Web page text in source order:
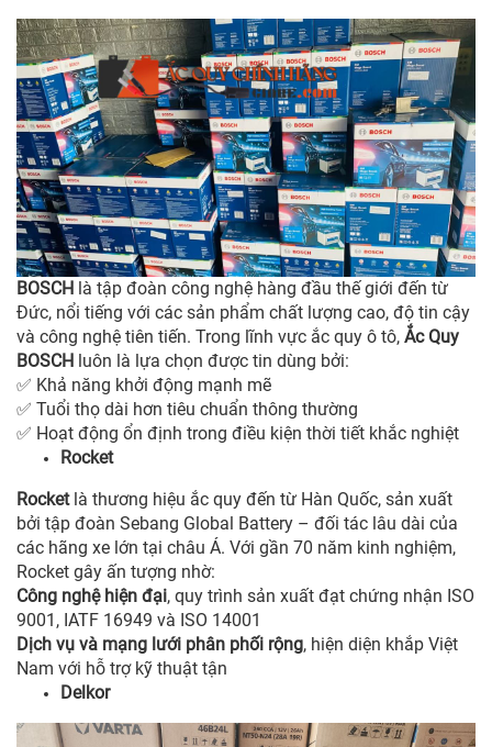
BOSCH là tập đoàn công nghệ hàng đầu thế giới đến từ
Đức, nổi tiếng với các sản phẩm chất lượng cao, độ tin cậy
và công nghệ tiên tiến. Trong lĩnh vực ắc quy ô tô, Ắc Quy
BOSCH luôn là lựa chọn được tin dùng bởi:
✅ Khả năng khởi động mạnh mẽ
✅ Tuổi thọ dài hơn tiêu chuẩn thông thường
✅ Hoạt động ổn định trong điều kiện thời tiết khắc nghiệt
Rocket
Rocketlà thương hiệu ắc quy đến từ Hàn Quốc, sản xuất
bởi tập đoàn Sebang Global Battery – đối tác lâu dài của
các hãng xe lớn tại châu Á. Với gần 70 năm kinh nghiệm,
Rocket gây ấn tượng nhờ:
Công nghệ hiện đại, quy trình sản xuất đạt chứng nhận ISO
9001, IATF 16949 và ISO 14001
Dịch vụ và mạng lưới phân phối rộng, hiện diện khắp Việt
Nam với hỗ trợ kỹ thuật tận
Delkor